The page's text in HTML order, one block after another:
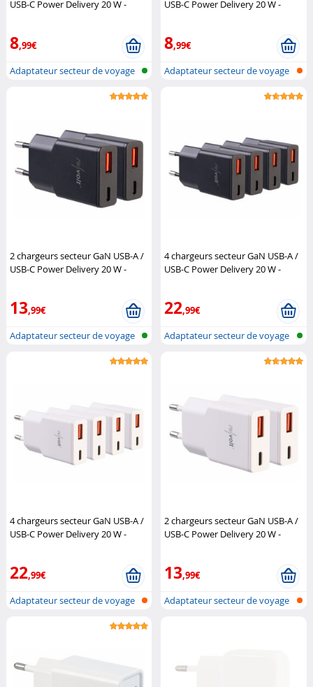
USB-C Power Delivery 20 W -
8,99€
Adaptateur secteur de voyage
USB-C Power Delivery 20 W -
8,99€
Adaptateur secteur de voyage
2 chargeurs secteur GaN USB-A /
USB-C Power Delivery 20 W -
13,99€
Adaptateur secteur de voyage
4 chargeurs secteur GaN USB-A /
USB-C Power Delivery 20 W -
22,99€
Adaptateur secteur de voyage
4 chargeurs secteur GaN USB-A /
USB-C Power Delivery 20 W -
22,99€
Adaptateur secteur de voyage
2 chargeurs secteur GaN USB-A /
USB-C Power Delivery 20 W -
13,99€
Adaptateur secteur de voyage